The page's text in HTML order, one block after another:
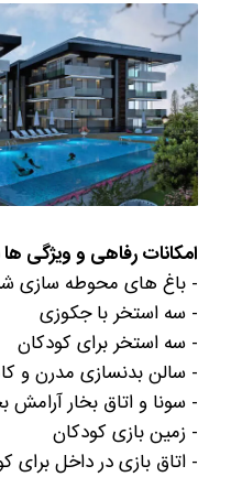
امکانات رفاهی و ویژگی
- باغ های محوطه سازی
- سه استخر با جکوزی
- سه استخر برای کودکان
- سالن بدنسازی مدرن و
- سونا و اتاق بخار
- زمین بازی کودکان
- اتاق بازی در داخل برای